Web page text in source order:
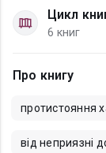
Цикл
6 книг
Про книгу
протистояння
від неприязні